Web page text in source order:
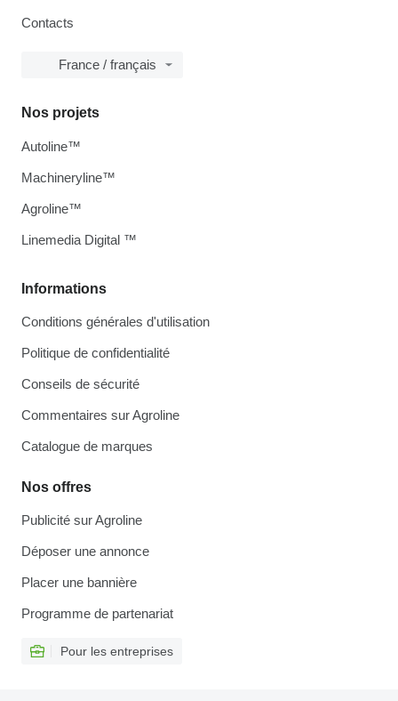
Contacts
France / français
Informations
Conditions générales d'utilisation
Politique de confidentialité
Conseils de sécurité
Commentaires sur Agroline
Catalogue de marques
Nos offres
Publicité sur Agroline
Déposer une annonce
Placer une bannière
Programme de partenariat
Pour les entreprises
Nos projets
Autoline™
Machineryline™
Agroline™
Linemedia Digital ™